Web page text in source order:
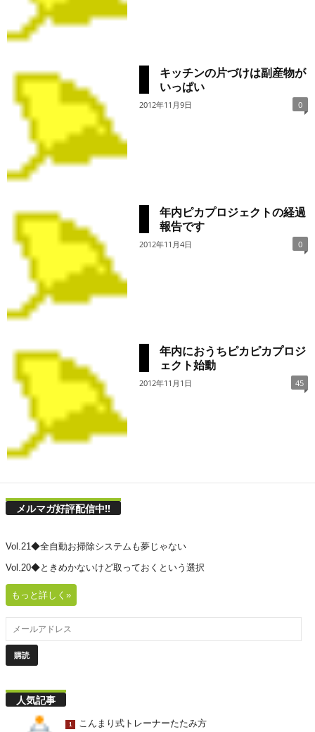
キッチンの片づけは副産物が
いっぱい
2012年11月9日 0
年内ピカプロジェクトの経過
報告です
2012年11月4日 0
年内におうちピカピカプロジ
ェクト始動
2012年11月1日 45
メルマガ好評配信中!!
Vol.21◆全自動お掃除システムも夢じゃない
Vol.20◆ときめかないけど取っておくという選択
もっと詳しく»
人気記事
1 こんまり式トレーナーたたみ方